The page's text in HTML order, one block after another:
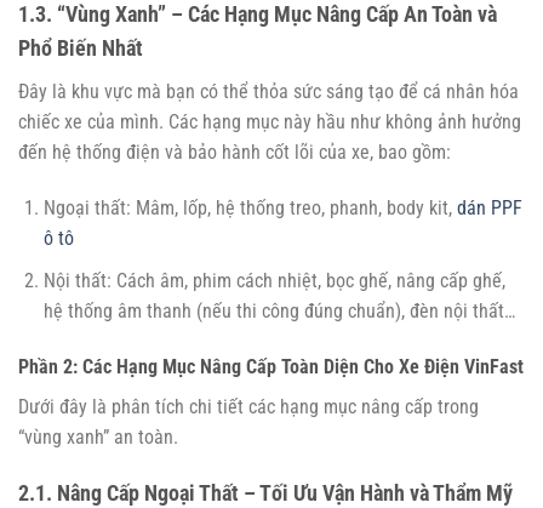
1.3. “Vùng Xanh” – Các Hạng Mục Nâng Cấp An Toàn và
Phổ Biến Nhất
Đây là khu vực mà bạn có thể thỏa sức sáng tạo để cá nhân hóa
chiếc xe của mình. Các hạng mục này hầu như không ảnh hưởng
đến hệ thống điện và bảo hành cốt lõi của xe, bao gồm:
Ngoại thất: Mâm, lốp, hệ thống treo, phanh, body kit, dán PPF
ô tô
Nội thất: Cách âm, phim cách nhiệt, bọc ghế, nâng cấp ghế,
hệ thống âm thanh (nếu thi công đúng chuẩn), đèn nội thất…
Phần 2: Các Hạng Mục Nâng Cấp Toàn Diện Cho Xe Điện VinFast
Dưới đây là phân tích chi tiết các hạng mục nâng cấp trong
“vùng xanh” an toàn.
2.1. Nâng Cấp Ngoại Thất – Tối Ưu Vận Hành và Thẩm Mỹ